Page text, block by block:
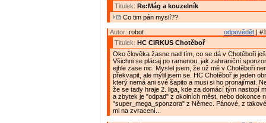
Titulek: Re:Mág a kouzelník
Co tim pán myslí??
odpovědět |
Autor: robot
Titulek: HC CIRKUS Chotěboř
Oko člověka žasne nad tím, co se dá v Chotěboři
Všichni se plácaj po ramenou, jak zahraniční
ejhle zase nic. Myslel jsem, že už mě v Chotěboři
překvapit, ale mýlil jsem se. HC Chotěboř je jeden
který nemá ani své šapito a musi si ho pronajímat.
že se tady hraje 2. liga, kde za domácí tým nastopí
a zbytek je "odpad" z okolních měst, nebo dokonce
"super_mega_sponzora" z Němec. Pánové, z
mi na zvracení...